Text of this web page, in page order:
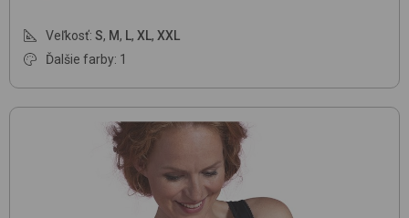
Veľkosť: S, M, L, XL, XXL
Ďalšie farby: 1